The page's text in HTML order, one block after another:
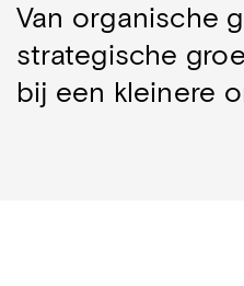
Van organische
strategische
bij een kleinere